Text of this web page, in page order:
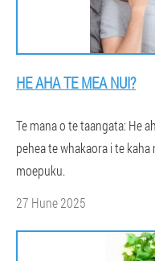
HE AHA TE MEA NUI?
Te mana o te taangata: He
pehea te whakaora i te
moepuku.
27 Hune 2025